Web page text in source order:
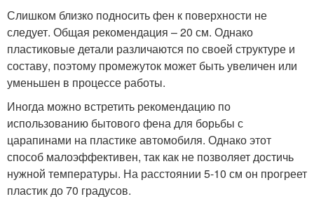
Слишком близко подносить фен к поверхности не
следует. Общая рекомендация – 20 см. Однако
пластиковые детали различаются по своей структуре и
составу, поэтому промежуток может быть увеличен или
уменьшен в процессе работы.
Иногда можно встретить рекомендацию по
использованию бытового фена для борьбы с
царапинами на пластике автомобиля. Однако этот
способ малоэффективен, так как не позволяет достичь
нужной температуры. На расстоянии 5-10 см он прогреет
пластик до 70 градусов.